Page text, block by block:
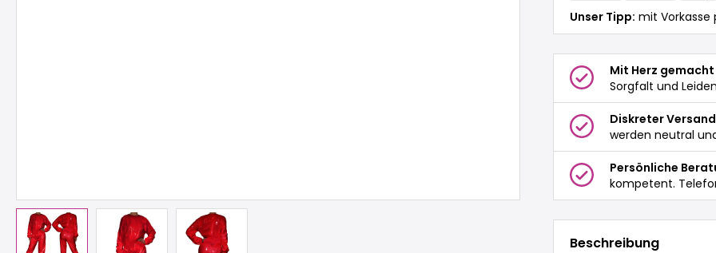
Unser Tipp: mit Vorkasse
Mit Herz gemacht
Sorgfalt und
Diskreter Versand
werden neutral
Persönliche
kompetent.
Beschreibung